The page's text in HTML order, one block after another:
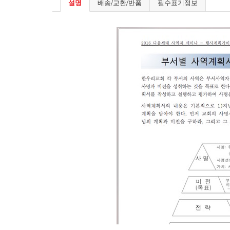
설명 배송/교환/반품 필수표기정보